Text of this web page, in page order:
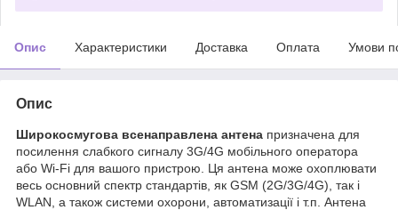
Опис Характеристики Доставка Оплата Умови
Опис
Широкосмугова всенаправлена антена призначена для
посилення слабкого сигналу 3G/4G мобільного оператора
або Wi-Fi для вашого пристрою. Ця антена може охоплювати
весь основний спектр стандартів, як GSM (2G/3G/4G), так і
WLAN, а також системи охорони, автоматизації і т.п. Антена